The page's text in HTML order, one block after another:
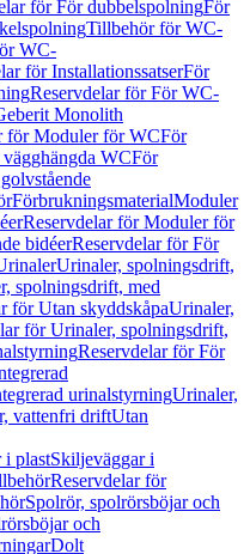
för För dubbelspolningFör
Tillbehör för WC-
WC-
för InstallationssatserFör
Reservdelar för För WC-
Monolith
för Moduler för WCFör
WCFör
FörbrukningsmaterialModuler
Reservdelar för Moduler för
bidéerReservdelar för För
Urinaler, spolningsdrift,
spolningsdrift, med
för Utan skyddskåpaUrinaler,
för Urinaler, spolningsdrift,
Reservdelar för För
urinalstyrningUrinaler,
vattenfri driftUtan
i plastSkiljeväggar i
Reservdelar för
Spolrör, spolrörsböjar och
och
Dolt